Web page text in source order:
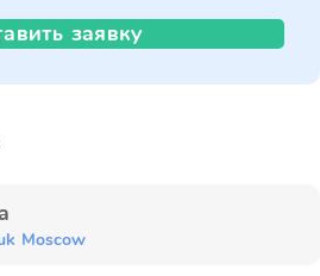
заявку
Moscow